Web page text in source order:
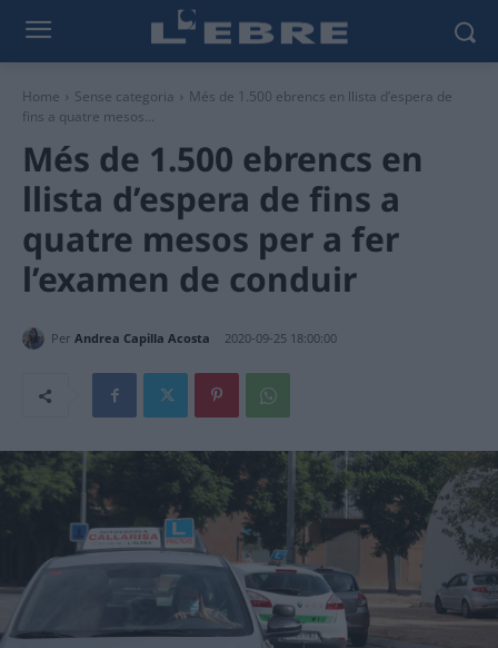
Home Sense categoria
Més de 1.500 ebrencs en llista d’espera de
fins a quatre mesos...
Més de 1.500 ebrencs en
llista d’espera de fins a
quatre mesos per a fer
l’examen de conduir
Per Andrea Capilla Acosta 2020-09-25 18:00:00